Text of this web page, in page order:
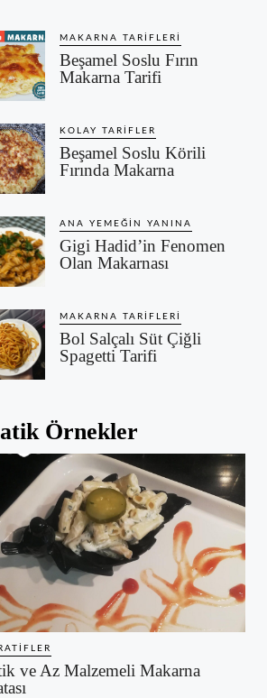
MAKARNA TARIFLERI
Beşamel Soslu Fırın
Makarna Tarifi
KOLAY TARIFLER
Beşamel Soslu Körili
Fırında Makarna
ANA YEMEĞIN YANINA
Gigi Hadid’in Fenomen
Olan Makarnası
MAKARNA TARIFLERI
Bol Salçalı Süt Çiğli
Spagetti Tarifi
Örnekler
ve Az Malzemeli Makarna